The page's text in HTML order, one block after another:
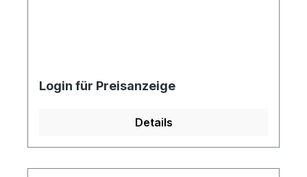
Login für Preisanzeige
Details